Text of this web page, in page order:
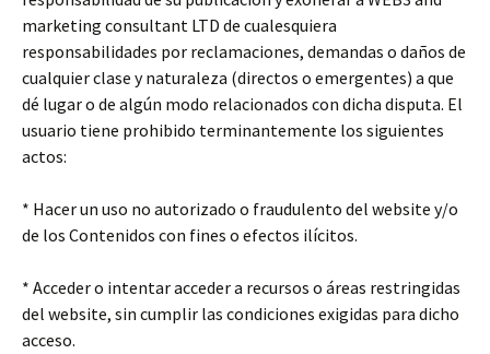
marketing consultant LTD de cualesquiera
responsabilidades por reclamaciones, demandas o daños de
cualquier clase y naturaleza (directos o emergentes) a que
dé lugar o de algún modo relacionados con dicha disputa. El
usuario tiene prohibido terminantemente los siguientes
actos:
* Hacer un uso no autorizado o fraudulento del website y/o
de los Contenidos con fines o efectos ilícitos.
* Acceder o intentar acceder a recursos o áreas restringidas
del website, sin cumplir las condiciones exigidas para dicho
acceso.